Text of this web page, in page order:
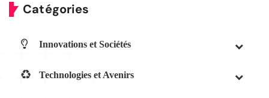
Catégories
Innovations et Sociétés
Technologies et Avenirs